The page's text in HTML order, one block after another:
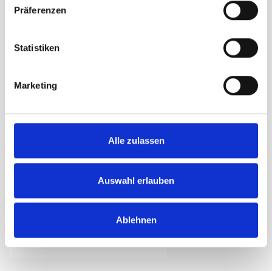
Präferenzen
Statistiken
Marketing
Alle zulassen
Auswahl erlauben
Ablehnen